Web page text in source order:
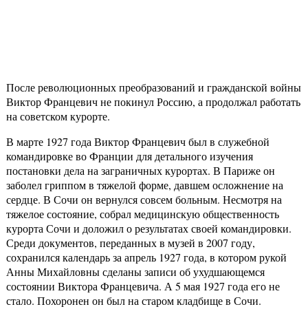
После революционных преобразований и гражданской войны
Виктор Францевич не покинул Россию, а продолжал работать
на советском курорте.
В марте 1927 года Виктор Францевич был в служебной
командировке во Франции для детального изучения
постановки дела на заграничных курортах. В Париже он
заболел гриппом в тяжелой форме, давшем осложнение на
сердце. В Сочи он вернулся совсем больным. Несмотря на
тяжелое состояние, собрал медицинскую общественность
курорта Сочи и доложил о результатах своей командировки.
Среди документов, переданных в музей в 2007 году,
сохранился календарь за апрель 1927 года, в котором рукой
Анны Михайловны сделаны записи об ухудшающемся
состоянии Виктора Францевича. А 5 мая 1927 года его не
стало. Похоронен он был на старом кладбище в Сочи.